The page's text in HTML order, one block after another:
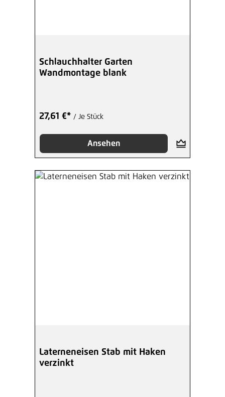
Schlauchhalter Garten
Wandmontage blank
27,61 €* / Je Stück
Ansehen
Laterneneisen Stab mit Haken
verzinkt